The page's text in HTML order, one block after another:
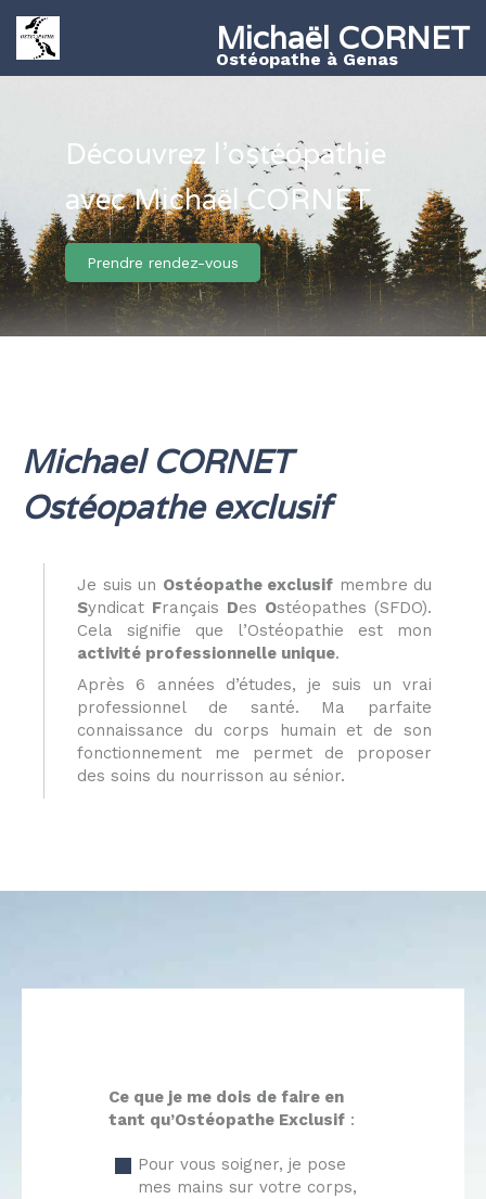
Michaël CORNET
Ostéopathe à Genas
Découvrez l'ostéopathie
avec Michaël CORNET
Prendre rendez-vous
Michael CORNET
Ostéopathe exclusif
Je suis un Ostéopathe exclusif membre du
Syndicat Français Des Ostéopathes (SFDO).
Cela signifie que l’Ostéopathie est mon
activité professionnelle unique.
Après 6 années d’études, je suis un vrai
professionnel de santé. Ma parfaite
connaissance du corps humain et de son
fonctionnement me permet de proposer
des soins du nourrisson au sénior.
Ce que je me dois de faire en
tant qu’Ostéopathe Exclusif :
Pour vous soigner, je pose
mes mains sur votre corps,